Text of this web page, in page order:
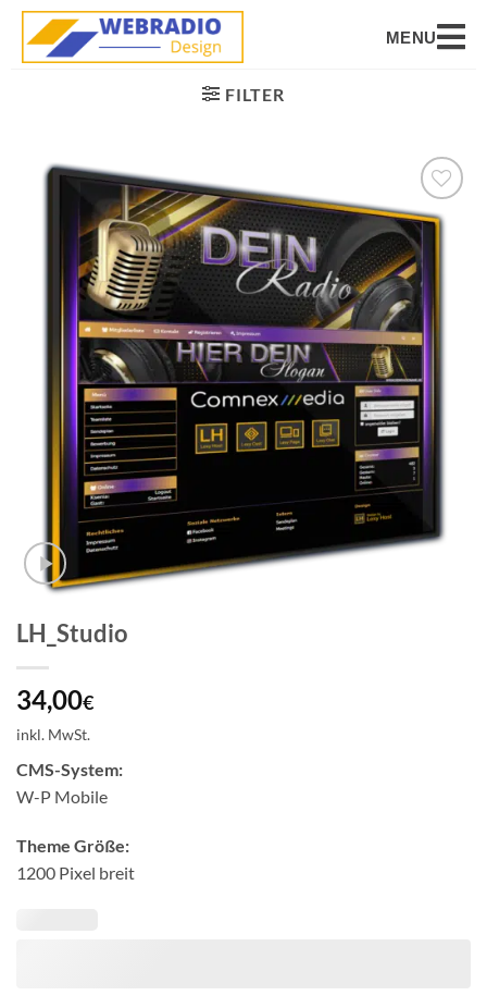
MENU
FILTER
Auf die
Wunschliste
setzen
LH_Studio
34,00€
inkl. MwSt.
CMS-System:
W-P Mobile
Theme Größe:
1200 Pixel breit